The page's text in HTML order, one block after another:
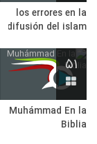
los errores en la
difusión del islam
۵۱
Muhámmad En la
Biblia